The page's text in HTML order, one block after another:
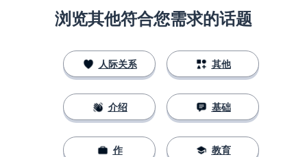
浏览其他符合您需求的话题
人际关系
介绍
作
其他
基础
教育